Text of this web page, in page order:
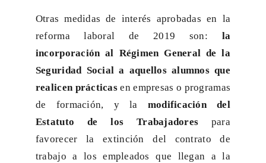
Otras medidas de interés aprobadas en la
reforma laboral de 2019 son: la
incorporación al Régimen General de la
Seguridad Social a aquellos alumnos que
realicen prácticasen empresas o programas
de formación, y la modificación del
Estatuto de los Trabajadores para
favorecer la extinción del contrato de
trabajo a los empleados que llegan a la